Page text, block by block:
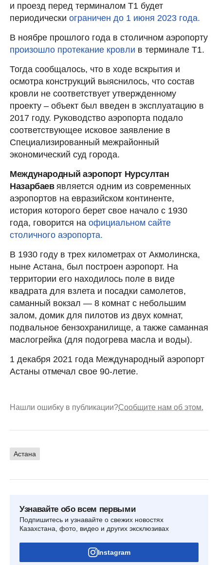
и проезд перед терминалом Т1 будет
периодически ограничен до 1 июня 2023 года.
В ноябре прошлого года в столичном аэропорту
произошло протекание кровли в терминале Т1.
Тогда сообщалось, что в ходе вскрытия и
осмотра конструкций выяснилось, что состав
кровли не соответствует утвержденному
проекту – объект был введен в эксплуатацию в
2017 году. Руководство аэропорта подало
соответствующее исковое заявление в
Специализированный межрайонный
экономический суд города.
Международный аэропорт Нурсултан
Назарбаев является одним из современных
аэропортов на евразийском континенте,
история которого берет свое начало с 1930
года, говорится на официальном сайте
столичного аэропорта.
В 1930 году в трех километрах от Акмолинска,
ныне Астана, был построен аэропорт. На
территории его находилось поле в виде
квадрата для взлета и посадки самолетов,
саманный вокзал — 8 комнат с небольшим
залом, домик для пилотов из двух комнат,
подвальное бензохранилище, а также саманная
маслогрейка (для подогрева масла и воды).
1 декабря 2021 года Международный аэропорт
Астаны отмечал свое 90-летие.
Нашли ошибку в публикации?Сообщите нам об этом.
Астана
Узнавайте обо всем первыми
Подпишитесь и узнавайте о свежих новостях
Казахстана, фото, видео и других эксклюзивах
Instagram